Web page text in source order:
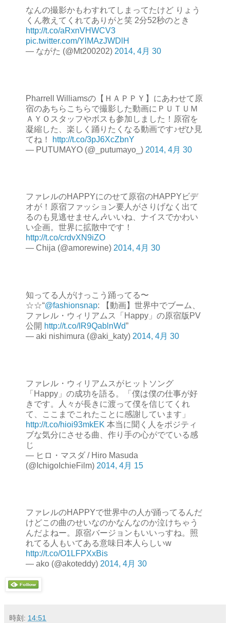
なんの撮影かもわすれてしまってたけど りょう
くん教えてくれてありがと笑 2分52秒のとき
http://t.co/aRxnVHWCV3
pic.twitter.com/YlMAzJWDlH
— ながた (@Mt200202) 2014, 4月 30
Pharrell Williamsの【ＨＡＰＰＹ】にあわせて原
宿のあちらこちらで撮影した動画にＰＵＴＵＭ
ＡＹＯスタッフやボスも参加しました！原宿を
凝縮した、楽しく踊りたくなる動画です♪ぜひ見
てね！
http://t.co/3pJ6XcZbnY
— PUTUMAYO (@_putumayo_) 2014, 4月 30
ファレルのHAPPYにのせて原宿のHAPPYビデ
オが！原宿ファッション要人がさりげなく出て
るのも見逃せません🎶いいね、ナイスでかわい
い企画。世界に拡散中です！
http://t.co/crdvXN9iZO
— Chija (@amorewine) 2014, 4月 30
知ってる人がけっこう踊ってる〜
☆☆“@fashionsnap: 【動画】世界中でブーム、
ファレル・ウィリアムス「Happy」の原宿版PV
公開 http://t.co/IR9QablnWd”
— aki nishimura (@aki_katy) 2014, 4月 30
ファレル・ウィリアムスがヒットソング
「Happy」の成功を語る。「僕は僕の仕事が好
きです。人々が長きに渡って僕を信じてくれ
て、ここまでこれたことに感謝しています」
http://t.co/hioi93mkEK 本当に聞く人をポジティ
ブな気分にさせる曲、作り手の心がでている感
じ
— ヒロ・マスダ / Hiro Masuda
(@IchigoIchieFilm) 2014, 4月 15
ファレルのHAPPYで世界中の人が踊ってるんだ
けどこの曲のせいなのかなんなのか泣けちゃう
んだよねー。原宿バージョンもいいっすね。照
れてる人もいてある意味日本人らしいw
http://t.co/O1LFPXxBis
— ako (@akoteddy) 2014, 4月 30
時刻: 14:51